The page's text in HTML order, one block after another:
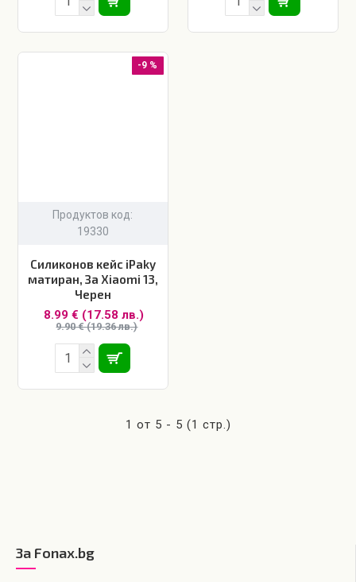
-9 %
Продуктов код:
19330
Силиконов кейс iPaky
матиран, За Xiaomi 13,
Черен
8.99 € (17.58 лв.)
9.90 € (19.36 лв.)
1 от 5 - 5 (1 стр.)
За Fonax.bg